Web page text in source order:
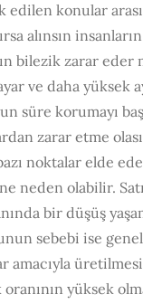
edilen konular
alınsın
bilezik zarar eder
ve daha yüksek
süre korumayı
zarar etme
noktalar elde
neden olabilir.
bir düşüş
sebebi ise
amacıyla
yüksek